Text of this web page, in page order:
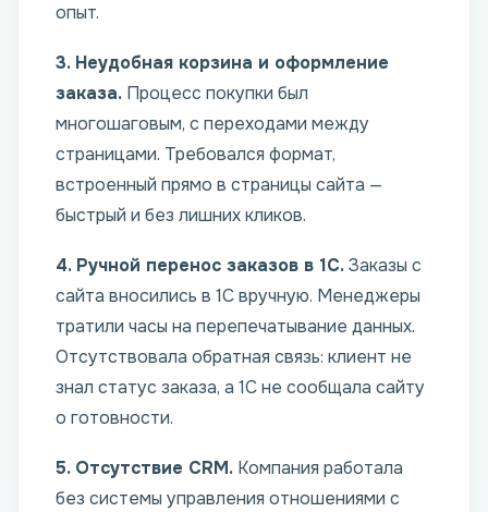
опыт.
3. Неудобная корзина и оформление
заказа. Процесс покупки был
многошаговым, с переходами между
страницами. Требовался формат,
встроенный прямо в страницы сайта —
быстрый и без лишних кликов.
4. Ручной перенос заказов в 1С.Заказы с
сайта вносились в 1С вручную. Менеджеры
тратили часы на перепечатывание данных.
Отсутствовала обратная связь: клиент не
знал статус заказа, а 1С не сообщала сайту
о готовности.
5. Отсутствие CRM. Компания работала
без системы управления отношениями с